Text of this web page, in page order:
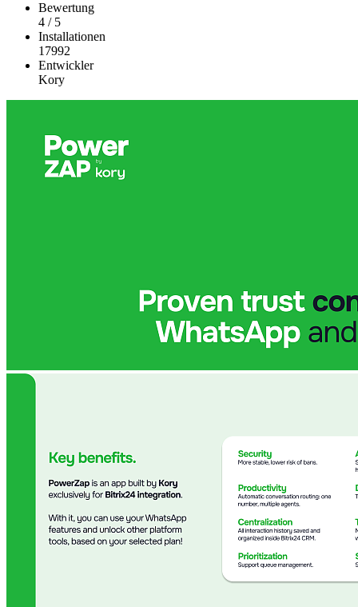
Bewertung
4 / 5
Installationen
17992
Entwickler
Kory